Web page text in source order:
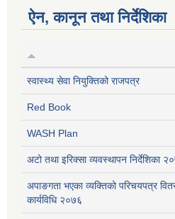
ऐन, कानून तथा निर्देशिका
स्वास्थ्य सेवा नियुक्तिको राजपत्र
Red Book
WASH Plan
अटो तथा इरिक्सा व्यवस्थापन निर्देशिका
अपाङगता भएका व्यक्तिको परिचयपत्र
कार्यविधि २०७६